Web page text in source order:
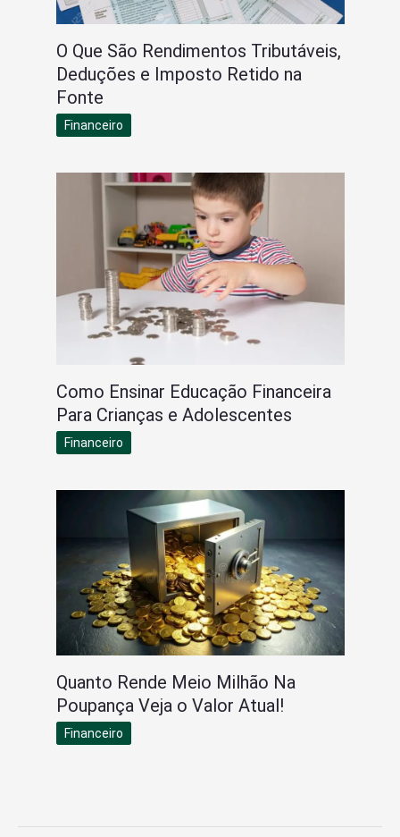
O Que São Rendimentos Tributáveis,
Deduções e Imposto Retido na
Fonte
Financeiro
Como Ensinar Educação Financeira
Para Crianças e Adolescentes
Financeiro
Quanto Rende Meio Milhão Na
Poupança Veja o Valor Atual!
Financeiro